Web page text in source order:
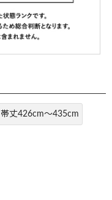
帯丈426cm～435cm